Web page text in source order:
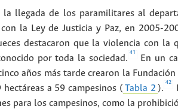
la llegada de los paramilitares al
la Ley de Justicia y Paz, en 2005-
destacaron que la violencia con
por toda la sociedad.
41
En un
años más tarde crearon la
a 59 campesinos ( Tabla 2 ).
42
para los campesinos, como la